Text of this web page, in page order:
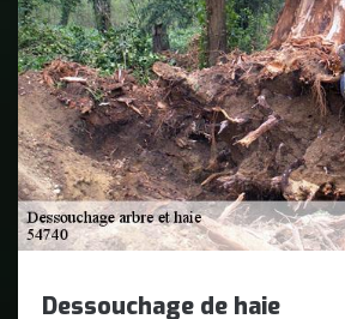
Dessouchage de haie